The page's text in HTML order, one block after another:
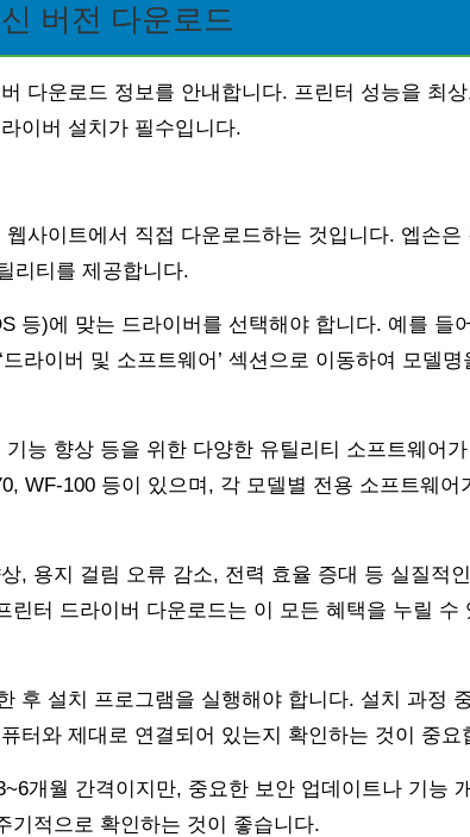
버전 다운로드
다운로드 정보를 안내합니다. 프린터 성능을 최상
이버 설치가 필수입니다.
사이트에서 직접 다운로드하는 것입니다. 엡손은
리티를 제공합니다.
등)에 맞는 드라이버를 선택해야 합니다. 예를 들
라이버 및 소프트웨어’ 섹션으로 이동하여 모델명
능 향상 등을 위한 다양한 유틸리티 소프트웨어
WF-100 등이 있으며, 각 모델별 전용 소프트웨어
, 용지 걸림 오류 감소, 전력 효율 증대 등 실질적
터 드라이버 다운로드는 이 모든 혜택을 누릴 수
후 설치 프로그램을 실행해야 합니다. 설치 과정
터와 제대로 연결되어 있는지 확인하는 것이 중요
개월 간격이지만, 중요한 보안 업데이트나 기능
기적으로 확인하는 것이 좋습니다.